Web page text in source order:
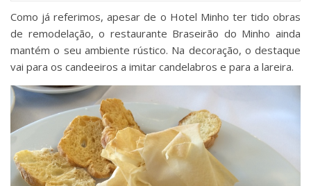
Como já referimos, apesar de o Hotel Minho ter tido obras
de remodelação, o restaurante Braseirão do Minho ainda
mantém o seu ambiente rústico. Na decoração, o destaque
vai para os candeeiros a imitar candelabros e para a lareira.